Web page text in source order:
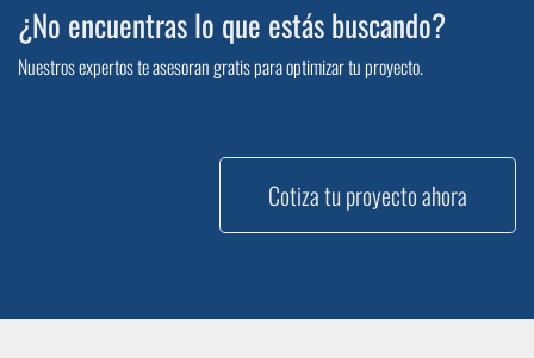
¿No encuentras lo que estás buscando?
Nuestros expertos te asesoran gratis para optimizar tu proyecto.
Cotiza tu proyecto ahora